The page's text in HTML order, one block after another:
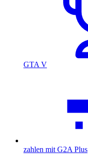
GTA V
zahlen mit G2A Plus